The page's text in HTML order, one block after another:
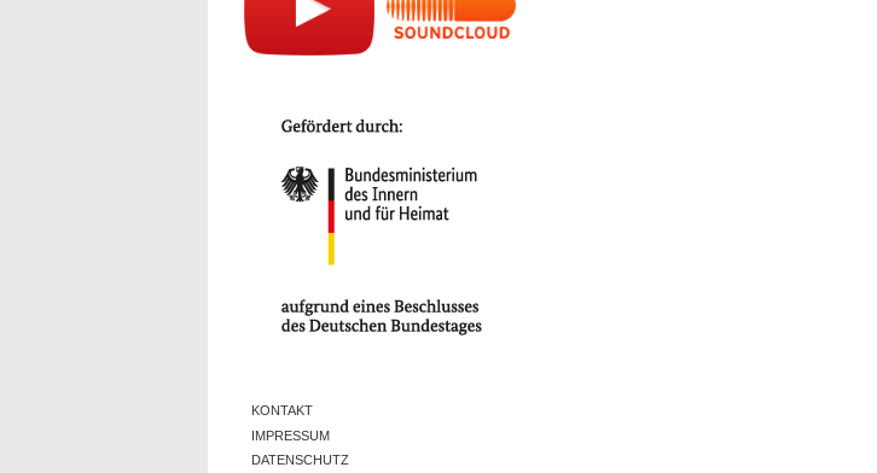
KONTAKT
IMPRESSUM
DATENSCHUTZ